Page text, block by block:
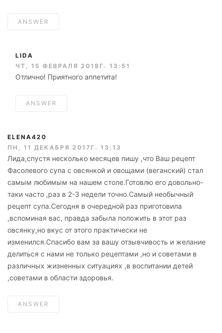
ANSWER
LIDA
ЧТ, 15 ФЕВРАЛЯ 2018Г. 13:51
Отлично! Приятного аппетита!
ANSWER
ELENA420
ПН, 11 ДЕКАБРЯ 2017Г. 13:13
Лида,спустя несколько месяцев пишу ,что Ваш рецепт
Фасолевого супа с овсянкой и овощами (веганский) стал
самым любимым на нашем столе.Готовлю его довольно-
таки часто ,раз в 2-3 недели точно.Самый необычный
рецепт супа.Сегодня в очередной раз приготовила
,вспоминая вас, правда забыла положить в этот раз
овсянку,но вкус от этого практически не
изменился.Спасибо вам за вашу отзывчивость и желание
делиться с нами не только рецептами ,но и советами в
различных жизненных ситуациях ,в воспитании детей
,советами в области здоровья.
ANSWER